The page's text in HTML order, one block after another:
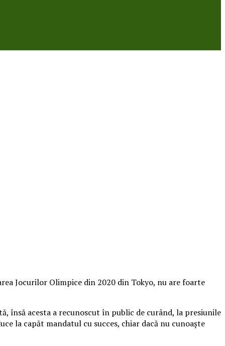
Jocurilor Olimpice din 2020 din Tokyo, nu are foarte
însă acesta a recunoscut în public de curând, la presiunile
la capăt mandatul cu succes, chiar dacă nu cunoaşte